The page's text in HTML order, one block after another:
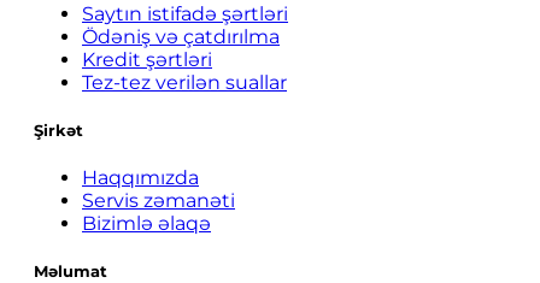
Saytın istifadə şərtləri
Ödəniş və çatdırılma
Kredit şərtləri
Tez-tez verilən suallar
Şirkət
Haqqımızda
Servis zəmanəti
Bizimlə əlaqə
Məlumat